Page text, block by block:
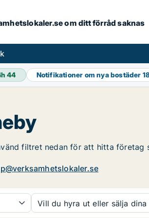
om ditt förråd saknas
44 Notifikationer om nya bostäder
filtret nedan för att hitta företag
Vill du hyra ut eller sälja dina